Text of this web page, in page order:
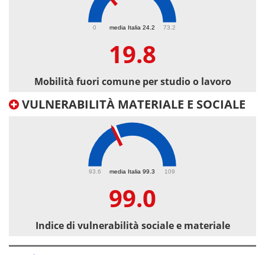
media Italia 24.2
0 73.2
19.8
Mobilità fuori comune per studio o lavoro
VULNERABILITÀ MATERIALE E SOCIALE
media Italia 99.3
93.6 109
99.0
Indice di vulnerabilità sociale e materiale